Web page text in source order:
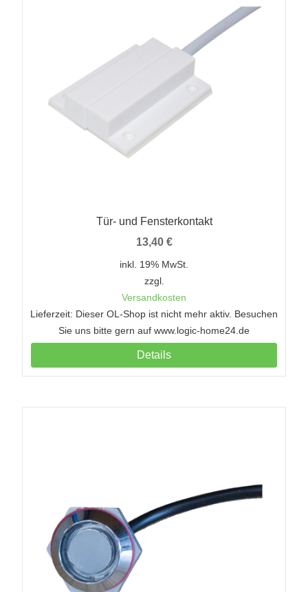
Tür- und Fensterkontakt
13,40 €
inkl. 19% MwSt.
zzgl.
Versandkosten
Lieferzeit: Dieser OL-Shop ist nicht mehr aktiv. Besuchen
Sie uns bitte gern auf www.logic-home24.de
Details